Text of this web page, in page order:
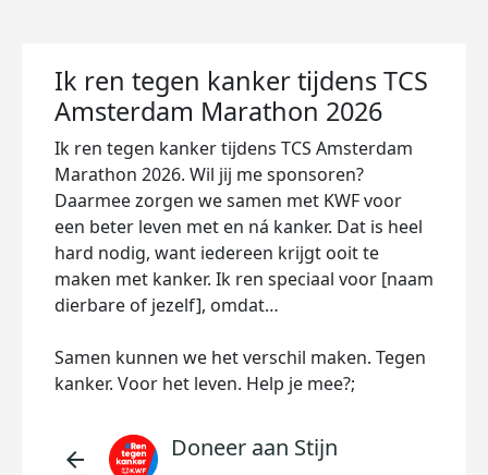
Ik ren tegen kanker tijdens TCS
Amsterdam Marathon 2026
Ik ren tegen kanker tijdens TCS Amsterdam
Marathon 2026. Wil jij me sponsoren?
Daarmee zorgen we samen met KWF voor
een beter leven met en ná kanker. Dat is heel
hard nodig, want iedereen krijgt ooit te
maken met kanker. Ik ren speciaal voor [naam
dierbare of jezelf], omdat…
Samen kunnen we het verschil maken. Tegen
kanker. Voor het leven. Help je mee?;
arrow_back Doneer aan Stijn